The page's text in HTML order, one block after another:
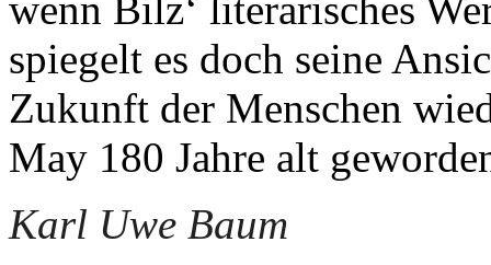
spiegelt es doch seine
Zukunft der Menschen
May 180 Jahre alt
Karl Uwe Baum